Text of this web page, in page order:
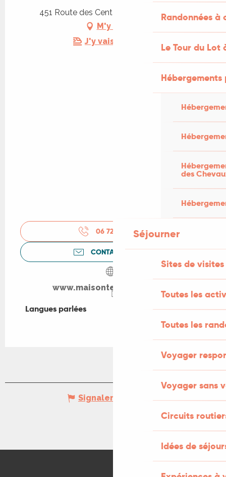
Randonnées
Le Tour du Lot
des
Séjourner
Sites de visites
Toutes les
Toutes les
Voyager
Voyager sans
Circuits
Idées de
451 Route des Cent Écus, 46300 Milhac
M'y rendre
J'y vais en train !
06 72 93 08▒▒
CONTACTEZ-NOUS
www.maisontetedebois.com
Langues parlées
Langues parlées
Signaler une erreur